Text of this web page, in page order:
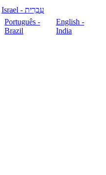
עִבְרִית - Israel
Português -
Brazil
English -
India